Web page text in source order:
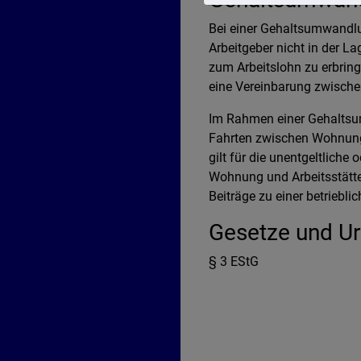
Bei einer
Arbeitgeber nicht in der
zum Arbeitslohn zu
eine Vereinbarung
Im Rahmen einer
Fahrten zwischen
gilt für die unentgeltliche
Wohnung und
Beiträge zu einer
Gesetze und
§ 3 EStG